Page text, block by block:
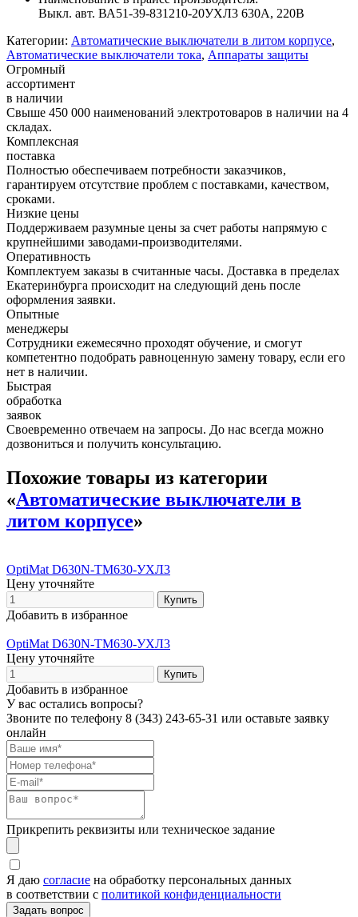
Выкл. авт. ВА51-39-831210-20УХЛ3 630А, 220В
Категории: Автоматические выключатели в литом корпусе,
Автоматические выключатели тока, Аппараты защиты
Огромный
ассортимент
в наличии
Свыше 450 000 наименований электротоваров в наличии на 4
складах.
Комплексная
поставка
Полностью обеспечиваем потребности заказчиков,
гарантируем отсутствие проблем с поставками, качеством,
сроками.
Низкие цены
Поддерживаем разумные цены за счет работы напрямую с
крупнейшими заводами-производителями.
Оперативность
Комплектуем заказы в считанные часы. Доставка в пределах
Екатеринбурга происходит на следующий день после
оформления заявки.
Опытные
менеджеры
Сотрудники ежемесячно проходят обучение, и смогут
компетентно подобрать равноценную замену товару, если его
нет в наличии.
Быстрая
обработка
заявок
Своевременно отвечаем на запросы. До нас всегда можно
дозвониться и получить консультацию.
Похожие товары из категории
«Автоматические выключатели в
литом корпусе»
OptiMat D630N-TM630-УХЛ3
Цену уточняйте
Добавить в избранное
OptiMat D630N-TM630-УХЛ3
Цену уточняйте
Добавить в избранное
У вас остались вопросы?
Звоните по телефону 8 (343) 243-65-31 или оставьте заявку
онлайн
Прикрепить реквизиты или техническое задание
Я даю согласие на обработку персональных данных
в соответствии с политикой конфиденциальности